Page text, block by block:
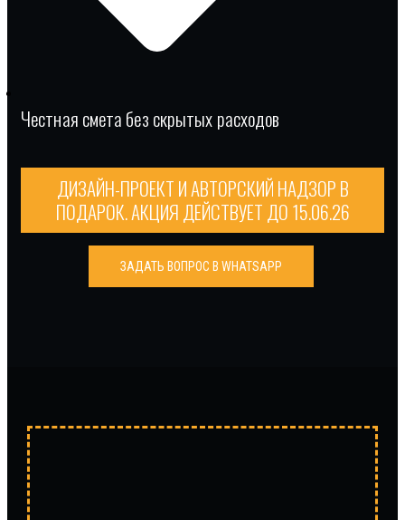
Честная смета без скрытых расходов
ДИЗАЙН-ПРОЕКТ И АВТОРСКИЙ НАДЗОР В
ПОДАРОК. АКЦИЯ ДЕЙСТВУЕТ ДО 15.06.26
ЗАДАТЬ ВОПРОС В WHATSAPP